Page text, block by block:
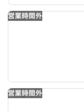
営業時間外
営業時間外